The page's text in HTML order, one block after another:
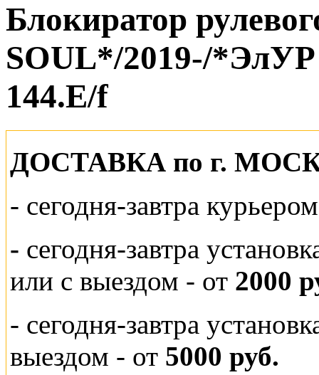
Блокиратор
SOUL*/2019-/
144.E/f
ДОСТАВКА по г.
- сегодня-завтра
- сегодня-завтра
или с выездом - от 2000
- сегодня-завтра
выездом - от 5000 руб.